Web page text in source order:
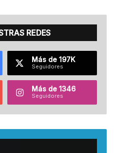
REDES
Más de 197K
Seguidores
Más de 1346
Seguidores